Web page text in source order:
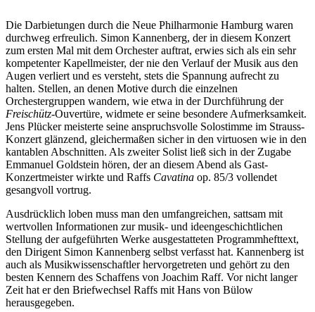
Die Darbietungen durch die Neue Philharmonie Hamburg waren
durchweg erfreulich. Simon Kannenberg, der in diesem Konzert
zum ersten Mal mit dem Orchester auftrat, erwies sich als ein sehr
kompetenter Kapellmeister, der nie den Verlauf der Musik aus den
Augen verliert und es versteht, stets die Spannung aufrecht zu
halten. Stellen, an denen Motive durch die einzelnen
Orchestergruppen wandern, wie etwa in der Durchführung der
Freischütz-Ouvertüre, widmete er seine besondere Aufmerksamkeit.
Jens Plücker meisterte seine anspruchsvolle Solostimme im Strauss-
Konzert glänzend, gleichermaßen sicher in den virtuosen wie in den
kantablen Abschnitten. Als zweiter Solist ließ sich in der Zugabe
Emmanuel Goldstein hören, der an diesem Abend als Gast-
Konzertmeister wirkte und Raffs Cavatina op. 85/3 vollendet
gesangvoll vortrug.
Ausdrücklich loben muss man den umfangreichen, sattsam mit
wertvollen Informationen zur musik- und ideengeschichtlichen
Stellung der aufgeführten Werke ausgestatteten Programmhefttext,
den Dirigent Simon Kannenberg selbst verfasst hat. Kannenberg ist
auch als Musikwissenschaftler hervorgetreten und gehört zu den
besten Kennern des Schaffens von Joachim Raff. Vor nicht langer
Zeit hat er den Briefwechsel Raffs mit Hans von Bülow
herausgegeben.